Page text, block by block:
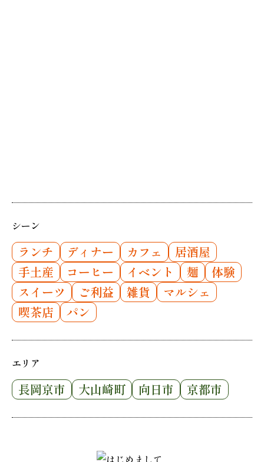
シーン
ランチ ディナー カフェ
居酒屋
手土産
コーヒー イベント 麺
体験
スイーツ
ご利益 雑貨
マルシェ
喫茶店
パン
エリア
長岡京市 大山崎町 向日市 京都市